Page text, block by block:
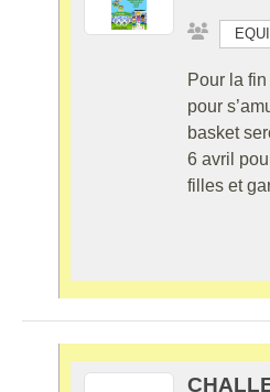
Pour la
pour
basket
6 avril
filles et